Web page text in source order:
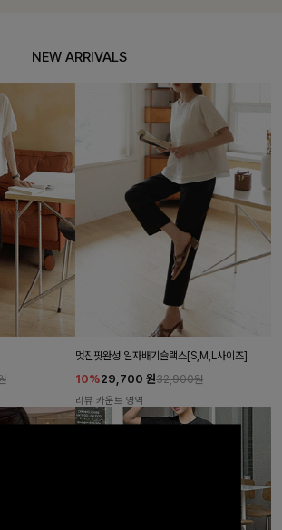
NEW ARRIVALS
멋진핏완성 일자배기슬랙스[S,M,L사이즈]
10%29,700 원32,900원
리뷰 카운트 영역